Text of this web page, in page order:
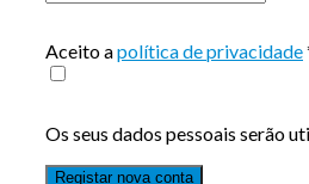
Aceito apolítica de privacidade
Os seus dados pessoais serão
Registar nova conta